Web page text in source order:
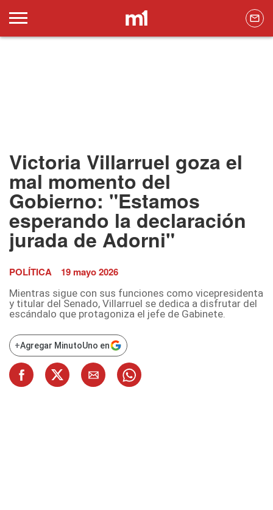
Victoria Villarruel goza el
mal momento del
Gobierno: "Estamos
esperando la declaración
jurada de Adorni"
POLÍTICA 19 mayo 2026
Mientras sigue con sus funciones como vicepresidenta
y titular del Senado, Villarruel se dedica a disfrutar del
escándalo que protagoniza el jefe de Gabinete.
+Agregar MinutoUno en